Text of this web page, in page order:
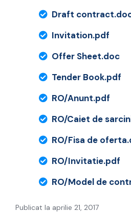
Draft
Invitation.pdf
Offer Sheet.doc
Tender Book.pdf
RO/Anunt.pdf
RO/Caiet de
RO/Fisa de
RO/Invitatie.pdf
RO/Model de
Publicat la aprilie 21, 2017